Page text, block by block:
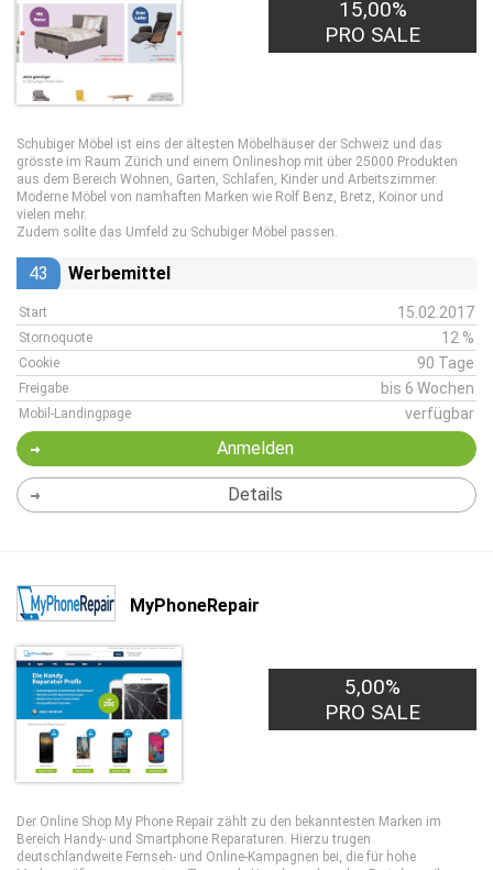
7,00€
PRO LEAD
15,00%
PRO SALE
Schubiger Möbel ist eins der ältesten Möbelhäuser der Schweiz und das
grösste im Raum Zürich und einem Onlineshop mit über 25000 Produkten
aus dem Bereich Wohnen, Garten, Schlafen, Kinder und Arbeitszimmer.
Moderne Möbel von namhaften Marken wie Rolf Benz, Bretz, Koinor und
vielen mehr.
Zudem sollte das Umfeld zu Schubiger Möbel passen.
43 Werbemittel
Start 15.02.2017
Stornoquote 12 %
Cookie 90 Tage
Freigabe bis 6 Wochen
Mobil-Landingpage verfügbar
Anmelden
Details
MyPhoneRepair
5,00%
PRO SALE
Der Online Shop My Phone Repair zählt zu den bekanntesten Marken im
Bereich Handy- und Smartphone Reparaturen. Hierzu trugen
deutschlandweite Fernseh- und Online-Kampagnen bei, die für hohe